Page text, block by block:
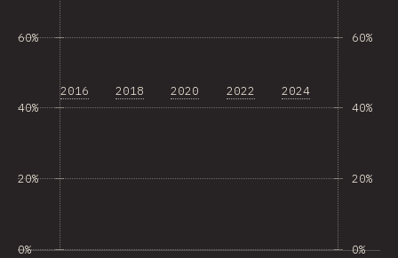
0%
20%
40%
60%
2016 2018 2020 2022 2024
0%
20%
40%
60%